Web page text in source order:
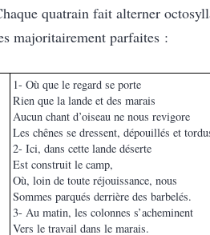
quatrain fait alterner
majoritairement parfaites :
1- Où que le regard se porte
Rien que la lande et des marais
Aucun chant d’oiseau ne nous revigore
Les chênes se dressent, dépouillés et
2- Ici, dans cette lande déserte
Est construit le camp,
Où, loin de toute réjouissance, nous
Sommes parqués derrière des barbelés.
3- Au matin, les colonnes s’acheminent
Vers le travail dans le marais.